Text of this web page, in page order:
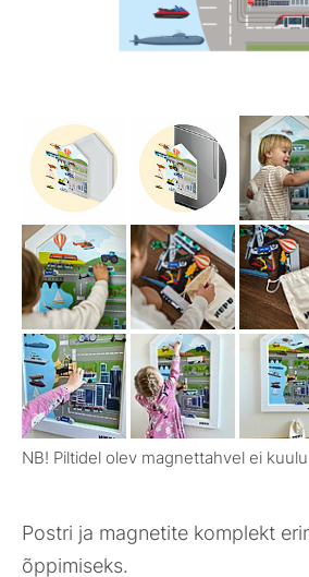
NB! Piltidel olev magnettahvel ei
Postri ja magnetite komplekt
õppimiseks.